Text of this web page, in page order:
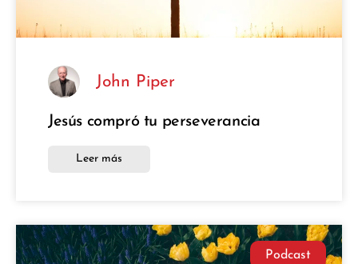
John Piper
Jesús compró tu perseverancia
Leer más
Podcast